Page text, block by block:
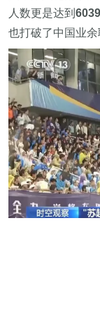
人数更是达到
也打破了中国业余